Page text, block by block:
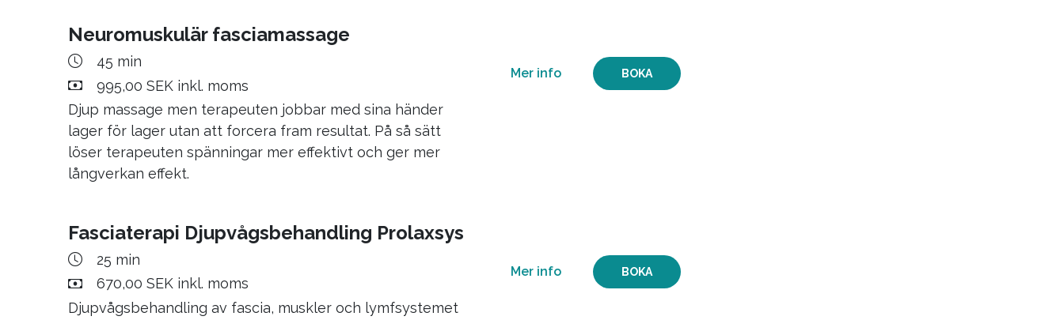
gång. Läs mer på hemsidan.
Neuromuskulär fasciamassage
45 min
995,00 SEK inkl. moms
Djup massage men terapeuten jobbar med sina händer
lager för lager utan att forcera fram resultat. På så sätt
löser terapeuten spänningar mer effektivt och ger mer
långverkan effekt.
BOKA
Mer info
Fasciaterapi Djupvågsbehandling Prolaxsys
25 min
670,00 SEK inkl. moms
Djupvågsbehandling av fascia, muskler och lymfsystemet
BOKA
Mer info